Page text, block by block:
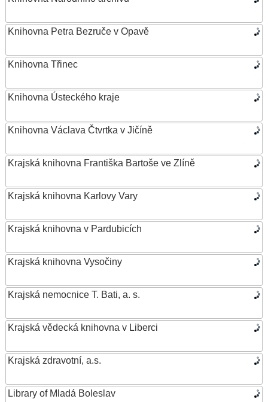
Knihovna Petra Bezruče v Opavě
Knihovna Třinec
Knihovna Ústeckého kraje
Knihovna Václava Čtvrtka v Jičíně
Krajská knihovna Františka Bartoše ve Zlíně
Krajská knihovna Karlovy Vary
Krajská knihovna v Pardubicích
Krajská knihovna Vysočiny
Krajská nemocnice T. Bati, a. s.
Krajská vědecká knihovna v Liberci
Krajská zdravotní, a.s.
Library of Mladá Boleslav